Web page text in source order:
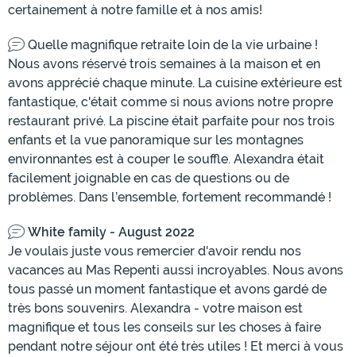
certainement à notre famille et à nos amis!
Quelle magnifique retraite loin de la vie urbaine !
Nous avons réservé trois semaines à la maison et en
avons apprécié chaque minute. La cuisine extérieure est
fantastique, c'était comme si nous avions notre propre
restaurant privé. La piscine était parfaite pour nos trois
enfants et la vue panoramique sur les montagnes
environnantes est à couper le souffle. Alexandra était
facilement joignable en cas de questions ou de
problèmes. Dans l’ensemble, fortement recommandé !
White family - August 2022
Je voulais juste vous remercier d'avoir rendu nos
vacances au Mas Repenti aussi incroyables. Nous avons
tous passé un moment fantastique et avons gardé de
très bons souvenirs. Alexandra - votre maison est
magnifique et tous les conseils sur les choses à faire
pendant notre séjour ont été très utiles ! Et merci à vous